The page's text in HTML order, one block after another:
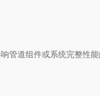
管道组件或系统完整性能